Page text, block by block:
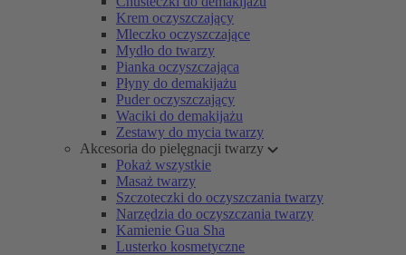
Krem oczyszczający
Mleczko oczyszczające
Mydło do twarzy
Pianka oczyszczająca
Płyny do demakijażu
Puder oczyszczający
Waciki do demakijażu
Zestawy do mycia twarzy
Akcesoria do pielęgnacji twarzy
Pokaż wszystkie
Masaż twarzy
Szczoteczki do oczyszczania twarzy
Narzędzia do oczyszczania twarzy
Kamienie Gua Sha
Lusterko kosmetyczne